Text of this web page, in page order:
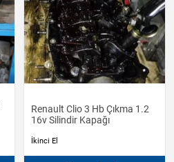
Renault Clio 3 Hb Çıkma 1.2
16v Silindir Kapağı
İkinci El